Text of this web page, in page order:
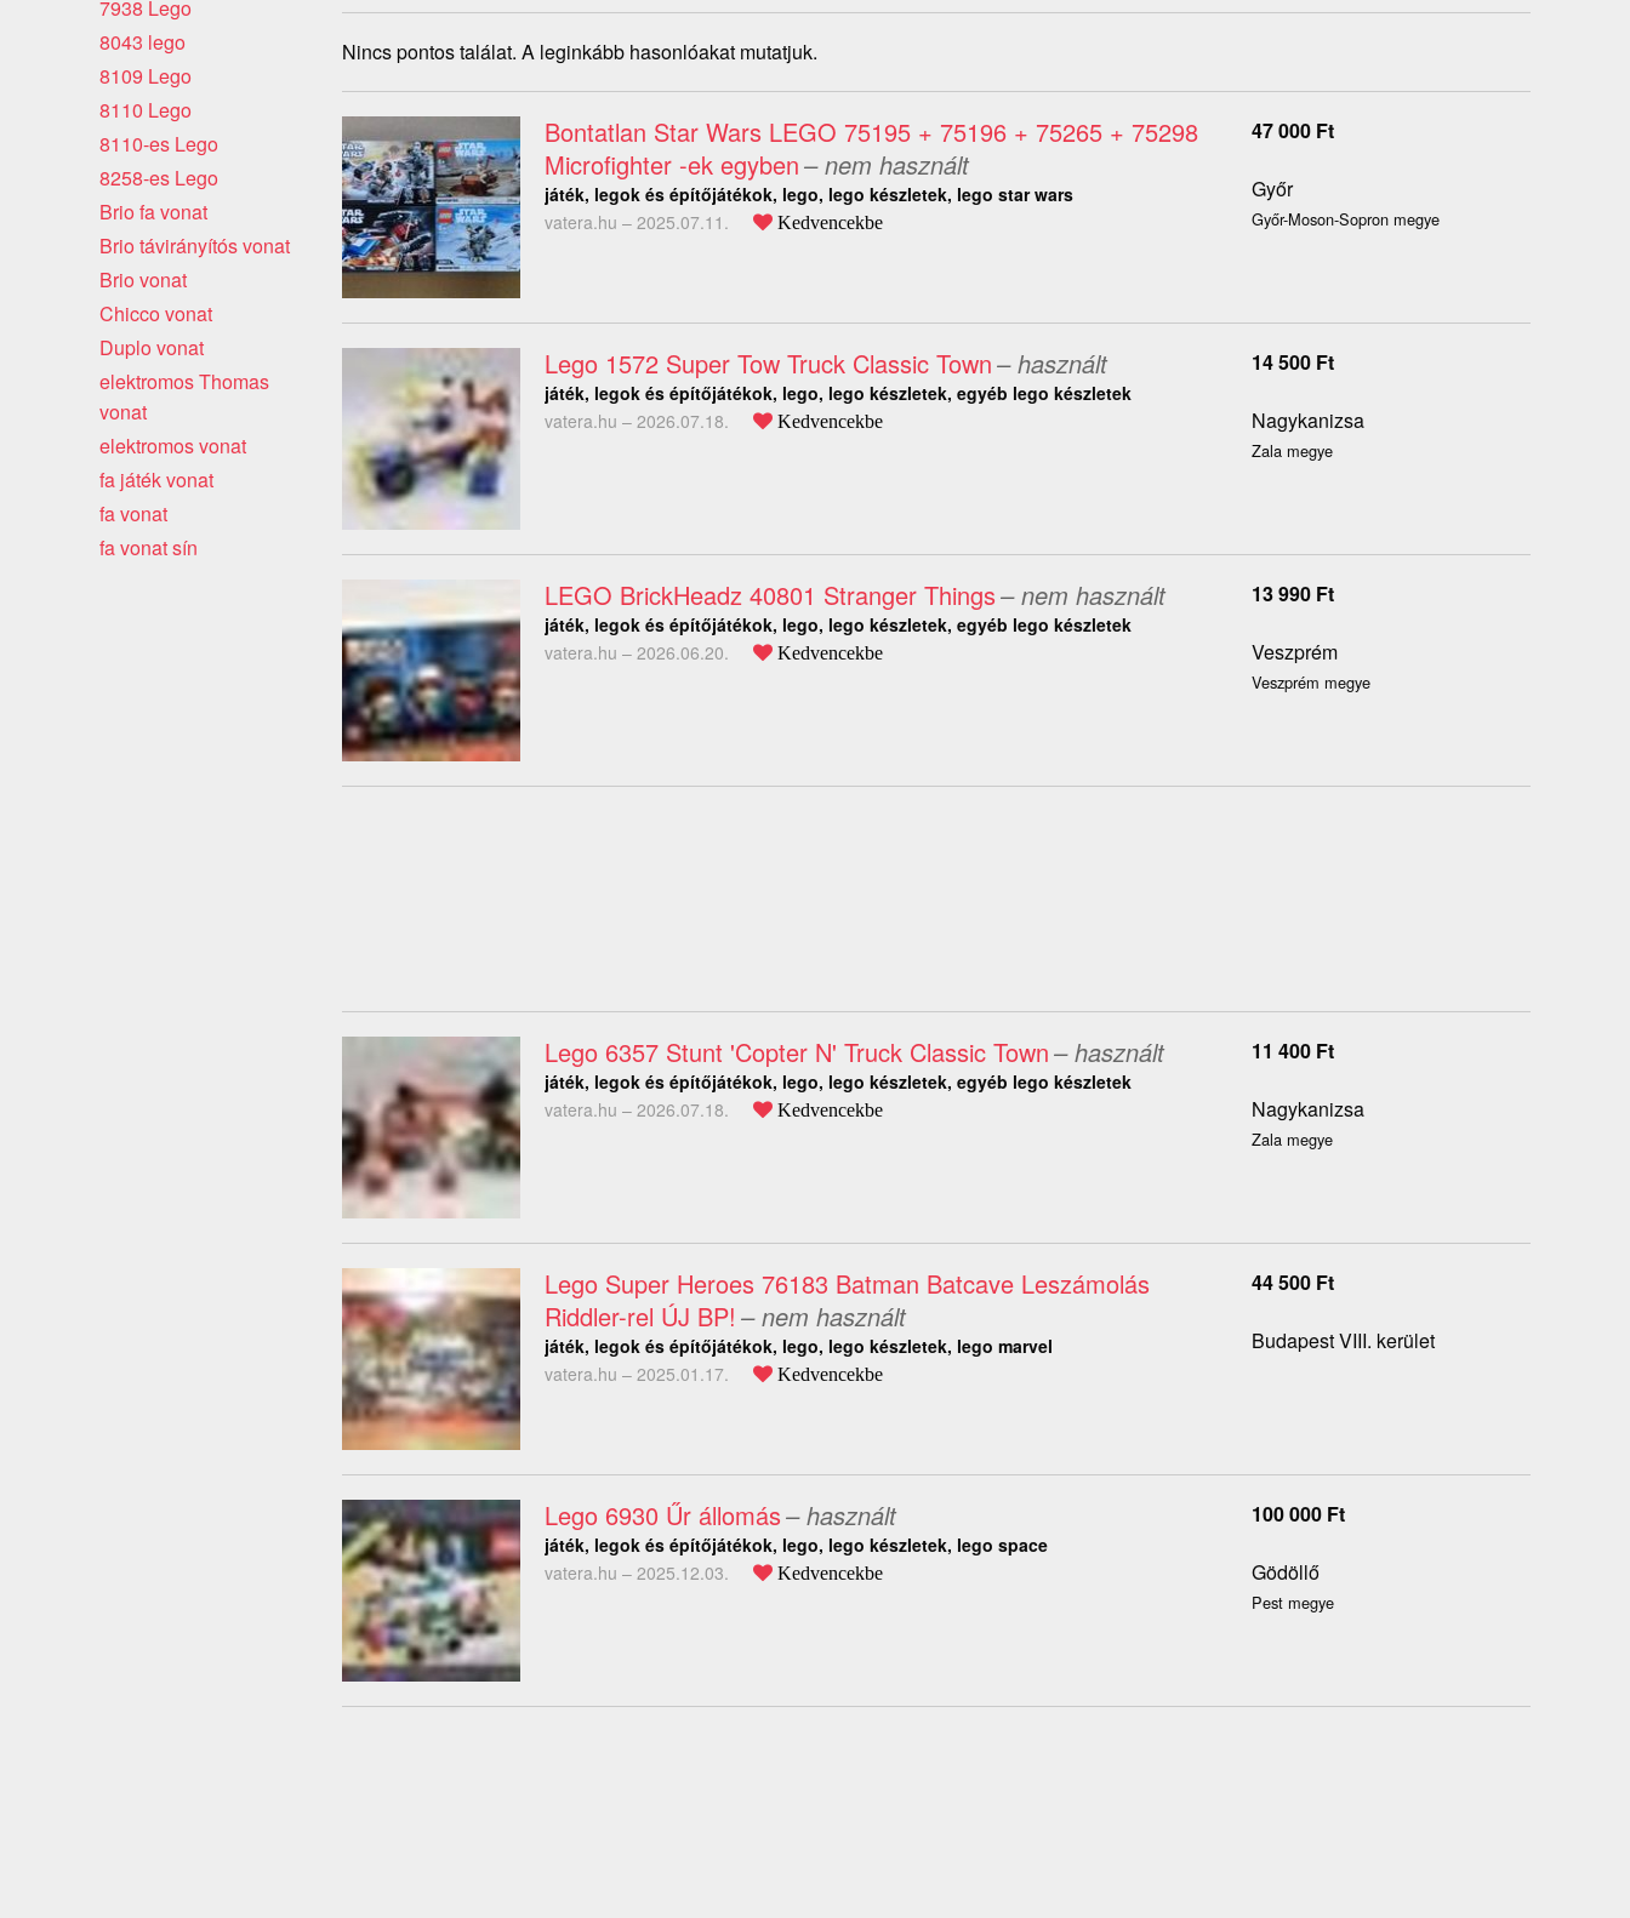
Nincs pontos találat. A leginkább hasonlóakat mutatjuk.
Bontatlan Star Wars LEGO 75195 + 75196 + 75265 + 75298
Microfighter -ek egyben– nem használt
játék, legok és építőjátékok, lego, lego készletek, lego star wars
vatera.hu – 2025.07.11. Kedvencekbe
47 000 Ft
Győr
Győr-Moson-Sopron megye
Lego 1572 Super Tow Truck Classic Town– használt
játék, legok és építőjátékok, lego, lego készletek, egyéb lego készletek
vatera.hu – 2026.07.18. Kedvencekbe
14 500 Ft
Nagykanizsa
Zala megye
LEGO BrickHeadz 40801 Stranger Things– nem használt
játék, legok és építőjátékok, lego, lego készletek, egyéb lego készletek
vatera.hu – 2026.06.20. Kedvencekbe
13 990 Ft
Veszprém
Veszprém megye
Lego 6357 Stunt 'Copter N' Truck Classic Town– használt
játék, legok és építőjátékok, lego, lego készletek, egyéb lego készletek
vatera.hu – 2026.07.18. Kedvencekbe
11 400 Ft
Nagykanizsa
Zala megye
Lego Super Heroes 76183 Batman Batcave Leszámolás
Riddler-rel ÚJ BP! – nem használt
játék, legok és építőjátékok, lego, lego készletek, lego marvel
vatera.hu – 2025.01.17. Kedvencekbe
44 500 Ft
Budapest VIII. kerület
Lego 6930 Űr állomás– használt
játék, legok és építőjátékok, lego, lego készletek, lego space
vatera.hu – 2025.12.03. Kedvencekbe
100 000 Ft
Gödöllő
Pest megye
7938 Lego
8043 lego
8109 Lego
8110 Lego
8110-es Lego
8258-es Lego
Brio fa vonat
Brio távirányítós vonat
Brio vonat
Chicco vonat
Duplo vonat
elektromos Thomas
vonat
elektromos vonat
fa játék vonat
fa vonat
fa vonat sín